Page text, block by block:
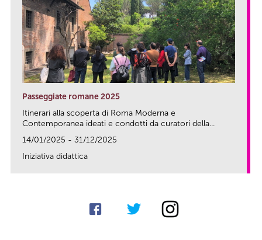
Passeggiate romane 2025
Itinerari alla scoperta di Roma Moderna e
Contemporanea ideati e condotti da curatori della...
14/01/2025 - 31/12/2025
Iniziativa didattica